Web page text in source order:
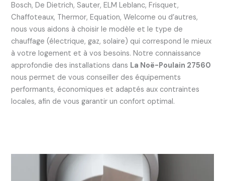
Bosch, De Dietrich, Sauter, ELM Leblanc, Frisquet,
Chaffoteaux, Thermor, Equation, Welcome ou d’autres,
nous vous aidons à choisir le modèle et le type de
chauffage (électrique, gaz, solaire) qui correspond le mieux
à votre logement et à vos besoins. Notre connaissance
approfondie des installations dans La Noë-Poulain 27560
nous permet de vous conseiller des équipements
performants, économiques et adaptés aux contraintes
locales, afin de vous garantir un confort optimal.